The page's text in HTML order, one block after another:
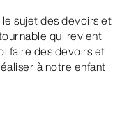
le sujet des devoirs et
qui revient
faire des devoirs et
à notre enfant